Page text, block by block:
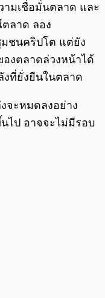
ามเชื่อมั่นตลาด และ
ลาด ลอง
มชนคริปโต แต่ยัง
งตลาดล่วงหน้าได้
งที่ยั่งยืนในตลาด
จะหมดลงอย่าง
ไป อาจจะไม่มีรอบ